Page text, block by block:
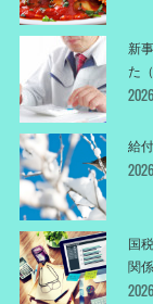
新
た
給
国
関